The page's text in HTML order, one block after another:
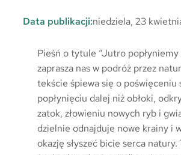
Data publikacji:niedziela, 23
Pieśń o tytule “Jutro popłyniemy
zaprasza nas w podróż przez
tekście śpiewa się o poświęceniu
popłynięciu dalej niż obłoki,
zatok, złowieniu nowych ryb i
dzielnie odnajduje nowe krainy i
okazję słyszeć bicie serca natury.